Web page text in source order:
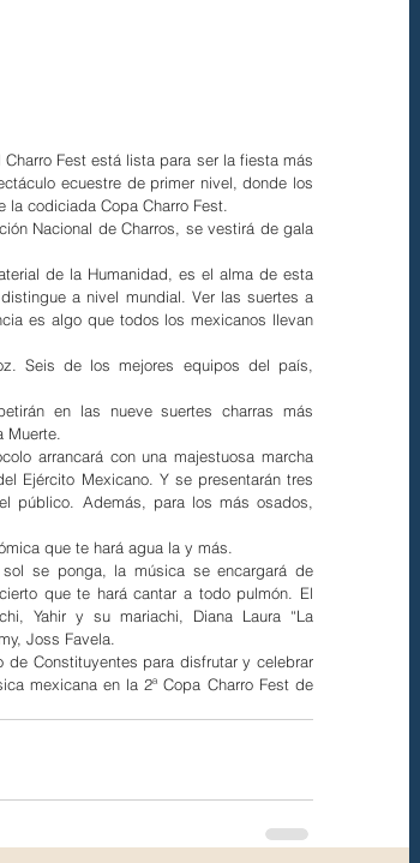
Fest está lista para ser la fiesta más
ecuestre de primer nivel, donde los
codiciada Copa Charro Fest.
Nacional de Charros, se vestirá de gala
de la Humanidad, es el alma de esta
a nivel mundial. Ver las suertes a
es algo que todos los mexicanos llevan
Seis de los mejores equipos del país,
en las nueve suertes charras más
arrancará con una majestuosa marcha
Ejército Mexicano. Y se presentarán tres
público. Además, para los más osados,
que te hará agua la y más.
se ponga, la música se encargará de
que te hará cantar a todo pulmón. El
Yahir y su mariachi, Diana Laura “La
Joss Favela.
Constituyentes para disfrutar y celebrar
mexicana en la 2ª Copa Charro Fest de